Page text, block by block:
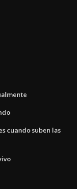
cuando suben las